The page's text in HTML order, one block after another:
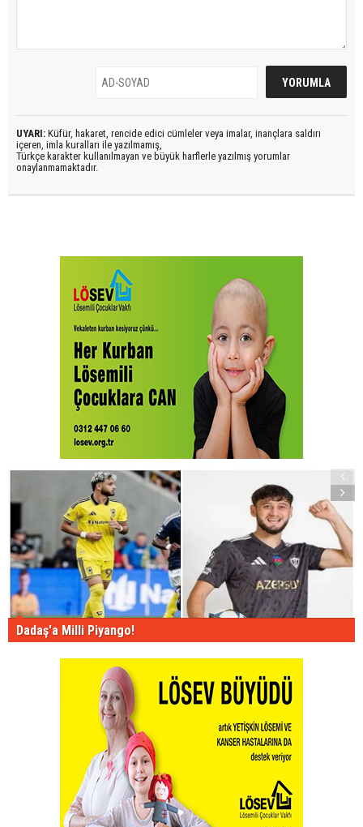
UYARI: Küfür, hakaret, rencide edici cümleler veya imalar, inançlara saldırı
içeren, imla kuralları ile yazılmamış,
Türkçe karakter kullanılmayan ve büyük harflerle yazılmış yorumlar
onaylanmamaktadır.
Dadaş'a Milli Piyango!